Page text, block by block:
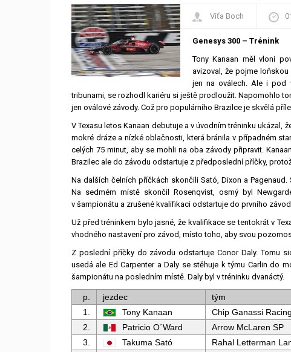
Víťa Boch
Genesys 300 – Trénink
Tony Kanaan měl vloni
avizoval, že pojme
jen na oválech. Ale i pod
tribunami, se rozhodl kariéru si ještě prodloužit. Napomohlo
jen oválové závody. Což pro populárního Brazilce je skvělá
V Texasu letos Kanaan debutuje a v úvodním tréninku ukázal,
mokré dráze a nízké oblačnosti, která bránila v případném
celých 75 minut, aby se mohli na oba závody připravit.
Brazilec ale do závodu odstartuje z předposlední příčky,
Na dalších čelních příčkách skončili Sató, Dixon a
Na sedmém místě skončil Rosenqvist, osmý byl
v šampionátu a zrušené kvalifikaci odstartuje do prvního
Už před tréninkem bylo jasné, že kvalifikace se tentokrát v
vhodného nastavení pro závod, místo toho, aby svou
Z poslední příčky do závodu odstartuje Conor Daly. Tomu
usedá ale Ed Carpenter a Daly se stěhuje k týmu Carlin do
šampionátu na posledním místě. Daly byl v tréninku dvanáctý.
p. jezdec tým
1.
Tony Kanaan Chip Ganassi Racing
2.
Patricio O´Ward Arrow McLaren SP
3.
Takuma Sató Rahal Letterman